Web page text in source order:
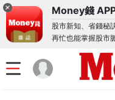
Money錢
股市新知、省錢秘
再忙也能掌握股市